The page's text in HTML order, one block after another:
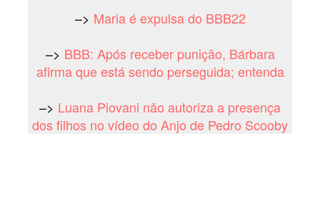
–> Maria é expulsa do BBB22
–> BBB: Após receber punição, Bárbara
afirma que está sendo perseguida; entenda
–> Luana Piovani não autoriza a presença
dos filhos no vídeo do Anjo de Pedro Scooby